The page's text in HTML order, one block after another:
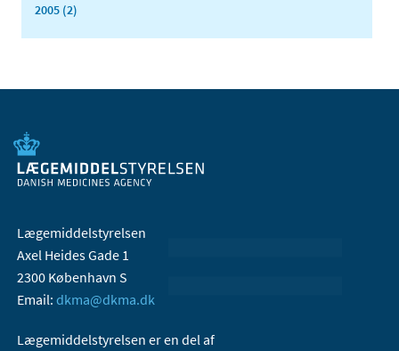
2005 (2)
Lægemiddelstyrelsen
Axel Heides Gade 1
2300 København S
Email: dkma@dkma.dk
Lægemiddelstyrelsen er en del af